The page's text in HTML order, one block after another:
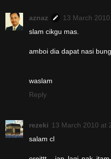
aznaz
13 March
slam cikgu mas.
amboi dia dapat nasi
waslam
Reply
rezeki 13 March 2010 at
salam cl